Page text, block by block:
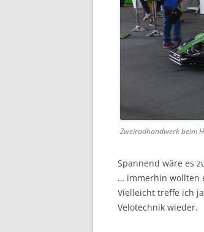
Zweiradhandwerk beim
Spannend wäre es
… immerhin wollten
Vielleicht treffe ich
Velotechnik wieder.